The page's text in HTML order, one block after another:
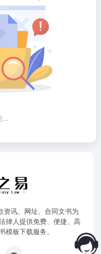
...
资讯、网址、合同文书为
律人提供免费、便捷、高
模板下载服务。